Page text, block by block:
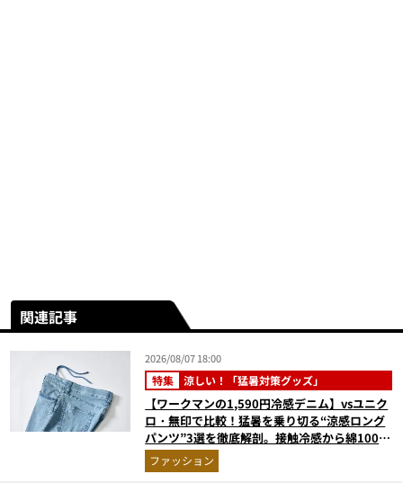
関連記事
2026/08/07 18:00
特集 涼しい！「猛暑対策グッズ」
【ワークマンの1,590円冷感デニム】vsユニク
ロ・無印で比較！猛暑を乗り切る“涼感ロング
パンツ”3選を徹底解剖。接触冷感から綿100%
まで決定版
ファッション